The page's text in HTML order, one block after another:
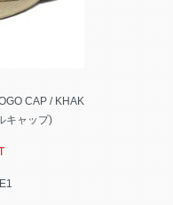
CAP / KHAK
キャップ)